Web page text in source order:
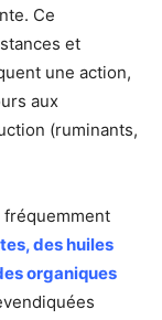
Ce
et
une action,
aux
(ruminants,
fréquemment
des huiles
organiques